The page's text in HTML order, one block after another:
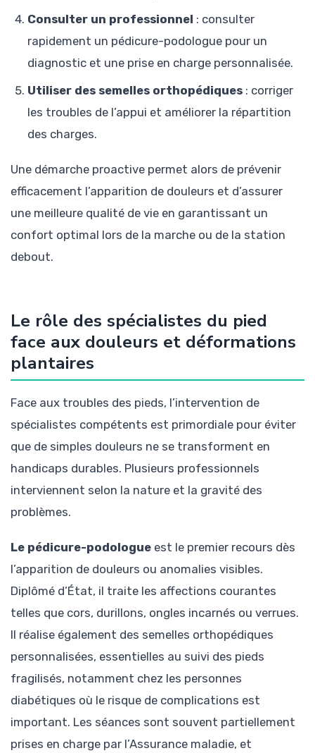
Consulter un professionnel : consulter
rapidement un pédicure-podologue pour un
diagnostic et une prise en charge personnalisée.
Utiliser des semelles orthopédiques : corriger
les troubles de l’appui et améliorer la répartition
des charges.
Une démarche proactive permet alors de prévenir
efficacement l’apparition de douleurs et d’assurer
une meilleure qualité de vie en garantissant un
confort optimal lors de la marche ou de la station
debout.
Le rôle des spécialistes du pied
face aux douleurs et déformations
plantaires
Face aux troubles des pieds, l’intervention de
spécialistes compétents est primordiale pour éviter
que de simples douleurs ne se transforment en
handicaps durables. Plusieurs professionnels
interviennent selon la nature et la gravité des
problèmes.
Le pédicure-podologue est le premier recours dès
l’apparition de douleurs ou anomalies visibles.
Diplômé d’État, il traite les affections courantes
telles que cors, durillons, ongles incarnés ou verrues.
Il réalise également des semelles orthopédiques
personnalisées, essentielles au suivi des pieds
fragilisés, notamment chez les personnes
diabétiques où le risque de complications est
important. Les séances sont souvent partiellement
prises en charge par l’Assurance maladie, et